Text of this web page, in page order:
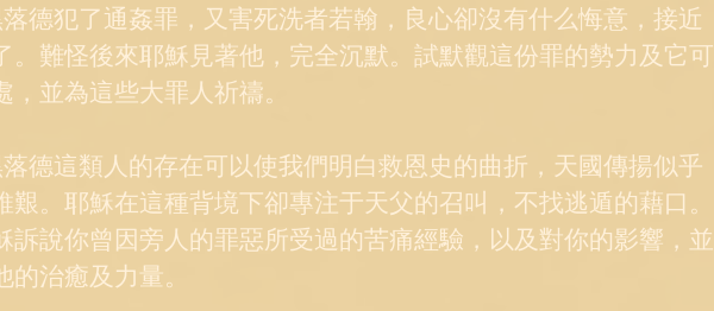
德犯了通姦罪，又害死洗者若翰，良心卻沒有什么悔意，接近
。難怪後來耶穌見著他，完全沉默。試默觀這份罪的勢力及它可
，並為這些大罪人祈禱。
德這類人的存在可以使我們明白救恩史的曲折，天國傳揚似乎
艱。耶穌在這種背境下卻專注于天父的召叫，不找逃遁的藉口。
訴說你曾因旁人的罪惡所受過的苦痛經驗，以及對你的影響，並
的治癒及力量。